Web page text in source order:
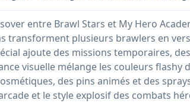
entre Brawl Stars et My Hero
transforment plusieurs brawlers en
ajoute des missions temporaires,
visuelle mélange les couleurs
des pins animés et des
et le style explosif des combats